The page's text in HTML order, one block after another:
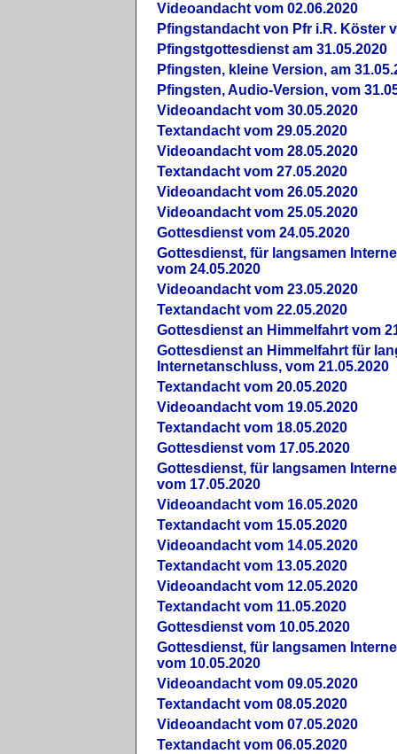
Videoandacht vom 02.06.2020
Pfingstandacht von Pfr i.R. Köster
Pfingstgottesdienst am 31.05.2020
Pfingsten, kleine Version, am
Pfingsten, Audio-Version, vom
Videoandacht vom 30.05.2020
Textandacht vom 29.05.2020
Videoandacht vom 28.05.2020
Textandacht vom 27.05.2020
Videoandacht vom 26.05.2020
Videoandacht vom 25.05.2020
Gottesdienst vom 24.05.2020
Gottesdienst, für langsamen
vom 24.05.2020
Videoandacht vom 23.05.2020
Textandacht vom 22.05.2020
Gottesdienst an Himmelfahrt vom
Gottesdienst an Himmelfahrt für
Internetanschluss, vom 21.05.2020
Textandacht vom 20.05.2020
Videoandacht vom 19.05.2020
Textandacht vom 18.05.2020
Gottesdienst vom 17.05.2020
Gottesdienst, für langsamen
vom 17.05.2020
Videoandacht vom 16.05.2020
Textandacht vom 15.05.2020
Videoandacht vom 14.05.2020
Textandacht vom 13.05.2020
Videoandacht vom 12.05.2020
Textandacht vom 11.05.2020
Gottesdienst vom 10.05.2020
Gottesdienst, für langsamen
vom 10.05.2020
Videoandacht vom 09.05.2020
Textandacht vom 08.05.2020
Videoandacht vom 07.05.2020
Textandacht vom 06.05.2020